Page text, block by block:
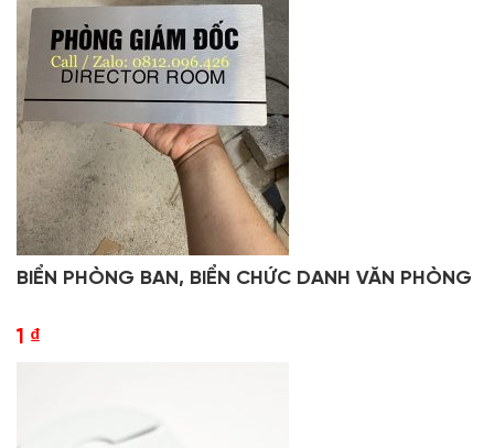
BIỂN PHÒNG BAN, BIỂN CHỨC DANH VĂN PHÒNG
1 ₫